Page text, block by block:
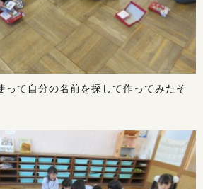
って自分の名前を探して作ってみたそ